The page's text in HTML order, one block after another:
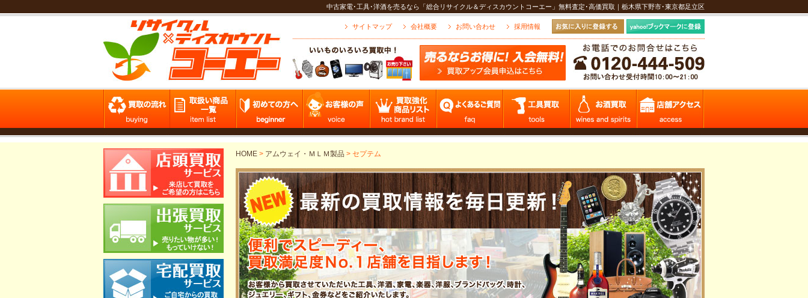
中古家電･工具･洋酒を売るなら「総合リサイクル＆ディスカウントコーエー」無料査定･高価買取｜栃木県下野市･東京都足立区
サイトマップ 会社概要 お問い合わせ 採用情報
HOME > アムウェイ・ＭＬＭ製品 > セプテム